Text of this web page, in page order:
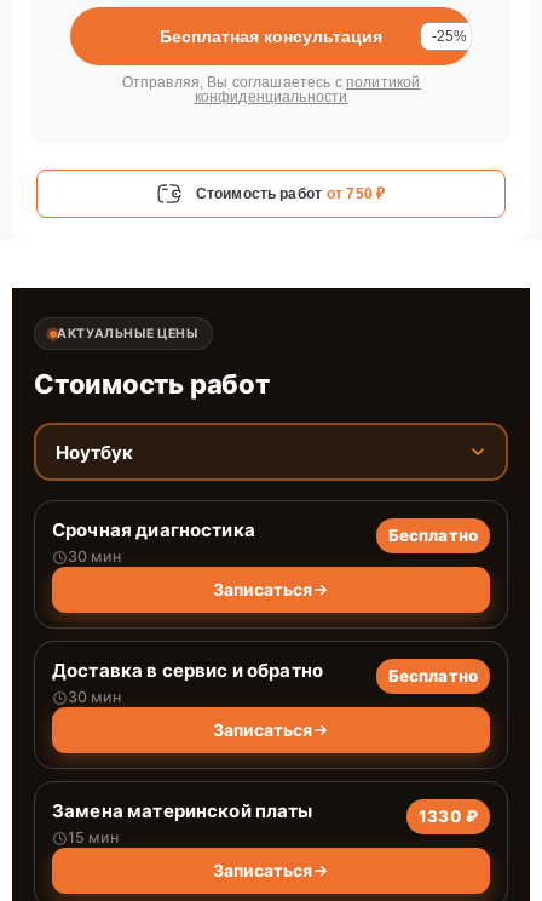
Бесплатная консультация -25%
Отправляя, Вы соглашаетесь с политикой
конфиденциальности
Стоимость работ от 750 ₽
АКТУАЛЬНЫЕ ЦЕНЫ
Стоимость работ
Ноутбук
Срочная диагностика
30 мин
Бесплатно
Записаться
Доставка в сервис и обратно
30 мин
Бесплатно
Записаться
Замена материнской платы
15 мин
1330 ₽
Записаться